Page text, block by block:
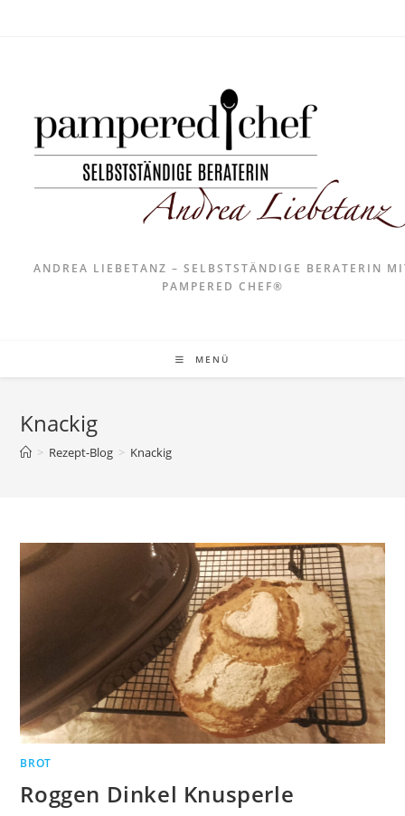
ANDREA LIEBETANZ – SELBSTSTÄNDIGE BERATERIN
PAMPERED CHEF®
MENÜ
Knackig
> Rezept-Blog > Knackig
BROT
Roggen Dinkel Knusperle